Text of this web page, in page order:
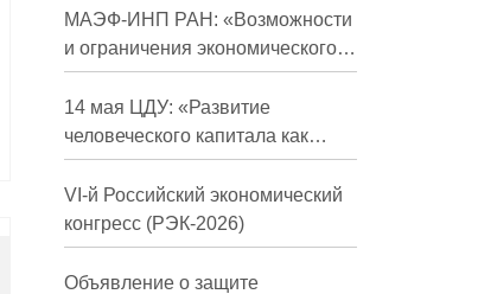
Евгеньевича
МАЭФ-ИНП РАН: «Возможности
и ограничения экономического
развития России в средне- и
долгосрочной перспективе»
14 мая ЦДУ: «Развитие
человеческого капитала как
фактор экономического роста»
VI-й Российский экономический
конгресс (РЭК-2026)
Объявление о защите